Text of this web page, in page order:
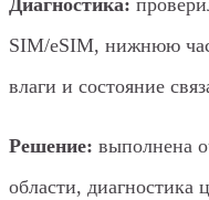
SIM/eSIM, нижнюю
влаги и состояние
Решение: выполнена
области, диагностика